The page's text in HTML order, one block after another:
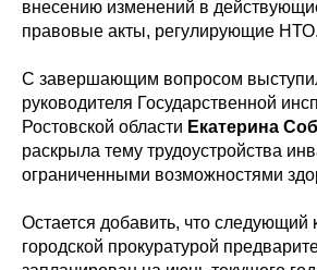
внесению изменений в
правовые акты, регулирующие НТО.
С завершающим вопросом
руководителя Государственной
Ростовской области Екатерина
раскрыла тему трудоустройства
ограниченными возможностями
Остается добавить, что следующий
городской прокуратурой